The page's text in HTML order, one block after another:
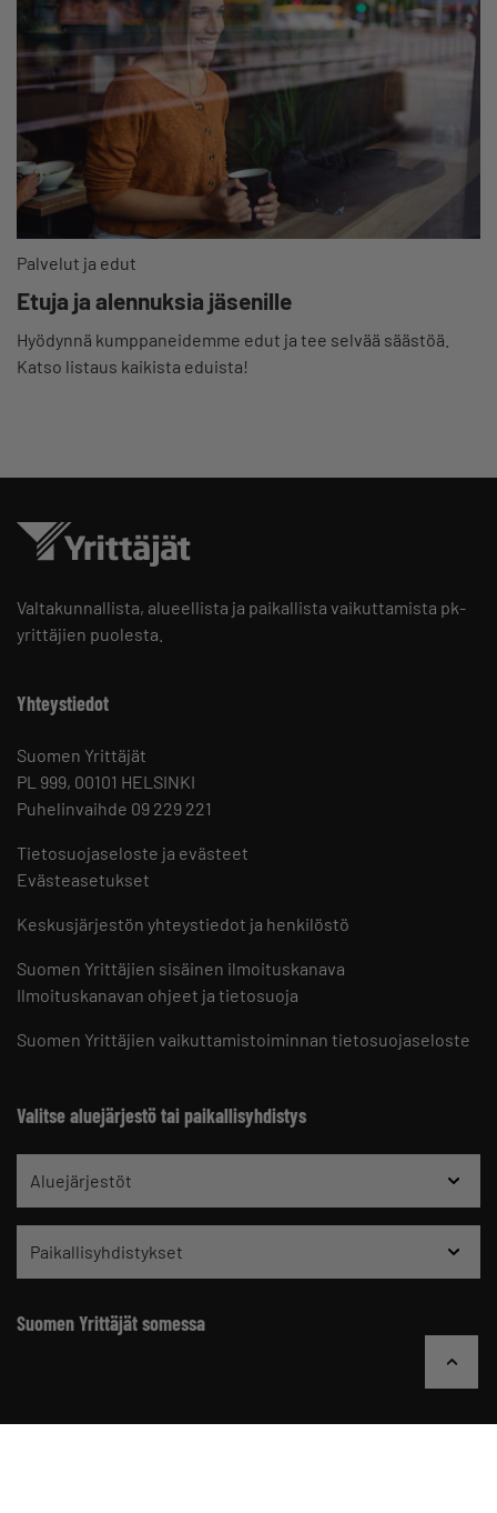
Palvelut ja edut
Etuja ja alennuksia jäsenille
Hyödynnä kumppaneidemme edut ja tee selvää säästöä.
Katso listaus kaikista eduista!
Valtakunnallista, alueellista ja paikallista vaikuttamista pk-
yrittäjien puolesta.
Yhteystiedot
Suomen Yrittäjät
PL 999, 00101 HELSINKI
Puhelinvaihde 09 229 221
Tietosuojaseloste ja evästeet
Evästeasetukset
Keskusjärjestön yhteystiedot ja henkilöstö
Suomen Yrittäjien sisäinen ilmoituskanava
Ilmoituskanavan ohjeet ja tietosuoja
Suomen Yrittäjien vaikuttamistoiminnan tietosuojaseloste
Valitse aluejärjestö tai paikallisyhdistys
Aluejärjestöt
Paikallisyhdistykset
Suomen Yrittäjät somessa